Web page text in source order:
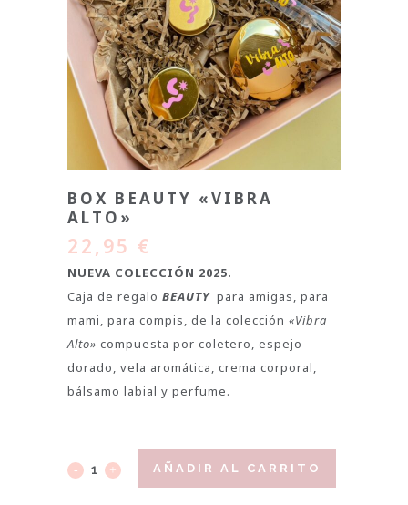
BOX BEAUTY «VIBRA
ALTO»
22,95 €
NUEVA COLECCIÓN 2025.
Caja de regalo BEAUTYpara amigas, para
mami, para compis, de la colección «Vibra
Alto» compuesta por coletero, espejo
dorado, vela aromática, crema corporal,
bálsamo labial y perfume.
AÑADIR AL CARRITO